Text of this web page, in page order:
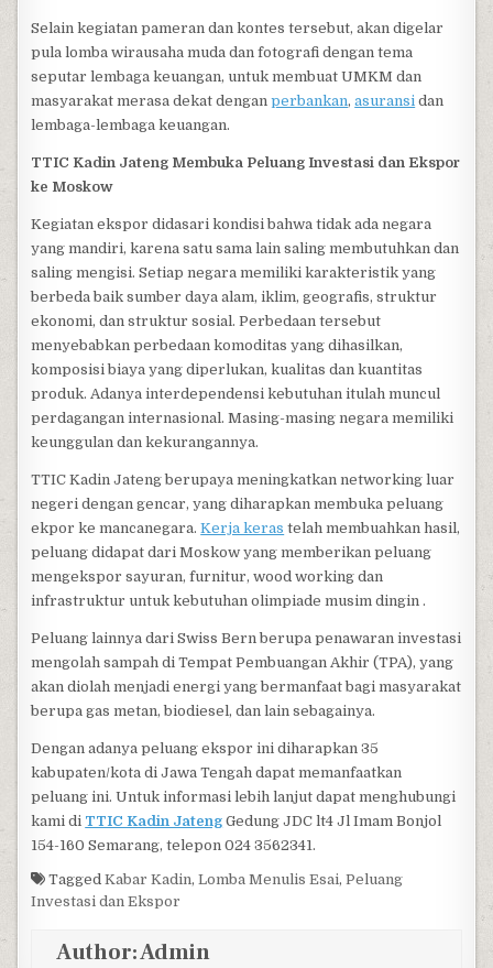
Selain kegiatan pameran dan kontes tersebut, akan digelar
pula lomba wirausaha muda dan fotografi dengan tema
seputar lembaga keuangan, untuk membuat UMKM dan
masyarakat merasa dekat denganperbankan,asuransi dan
lembaga-lembaga keuangan.
TTIC Kadin Jateng Membuka Peluang Investasi dan Ekspor
ke Moskow
Kegiatan ekspor didasari kondisi bahwa tidak ada negara
yang mandiri, karena satu sama lain saling membutuhkan dan
saling mengisi. Setiap negara memiliki karakteristik yang
berbeda baik sumber daya alam, iklim, geografis, struktur
ekonomi, dan struktur sosial. Perbedaan tersebut
menyebabkan perbedaan komoditas yang dihasilkan,
komposisi biaya yang diperlukan, kualitas dan kuantitas
produk. Adanya interdependensi kebutuhan itulah muncul
perdagangan internasional. Masing-masing negara memiliki
keunggulan dan kekurangannya.
TTIC Kadin Jateng berupaya meningkatkan networking luar
negeri dengan gencar, yang diharapkan membuka peluang
ekpor ke mancanegara.Kerja keras telah membuahkan hasil,
peluang didapat dari Moskow yang memberikan peluang
mengekspor sayuran, furnitur, wood working dan
infrastruktur untuk kebutuhan olimpiade musim dingin .
Peluang lainnya dari Swiss Bern berupa penawaran investasi
mengolah sampah di Tempat Pembuangan Akhir (TPA), yang
akan diolah menjadi energi yang bermanfaat bagi masyarakat
berupa gas metan, biodiesel, dan lain sebagainya.
Dengan adanya peluang ekspor ini diharapkan 35
kabupaten/kota di Jawa Tengah dapat memanfaatkan
peluang ini. Untuk informasi lebih lanjut dapat menghubungi
kami di TTIC Kadin Jateng Gedung JDC lt4 Jl Imam Bonjol
154-160 Semarang, telepon 024 3562341.
TaggedKabar Kadin,Lomba Menulis Esai,Peluang
Investasi dan Ekspor
Author:Admin